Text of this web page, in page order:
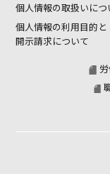
個人情報の取扱いにつ
個人情報の利用目的と
開示請求について